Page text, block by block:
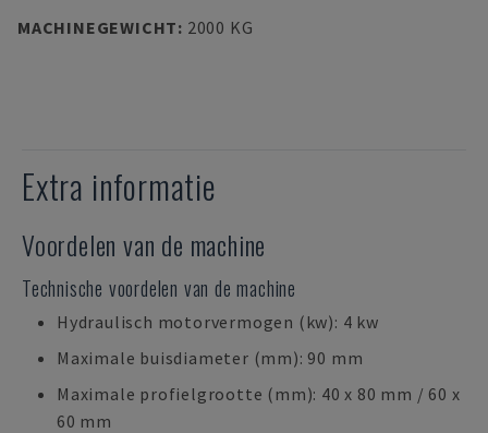
MACHINEGEWICHT: 2000 KG
Extra informatie
Voordelen van de machine
Technische voordelen van de machine
Hydraulisch motorvermogen (kw): 4 kw
Maximale buisdiameter (mm): 90 mm
Maximale profielgrootte (mm): 40 x 80 mm / 60 x
60 mm